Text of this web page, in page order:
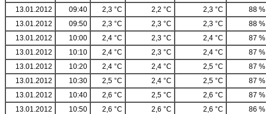
13.01.2012
09:40 2,3 °C 2,2 °C 2,3 °C
88 %
13.01.2012
09:50 2,3 °C 2,3 °C 2,3 °C
88 %
13.01.2012
10:00 2,4 °C 2,3 °C 2,4 °C
87 %
13.01.2012
10:10 2,4 °C 2,3 °C 2,4 °C
87 %
13.01.2012
10:20 2,4 °C 2,4 °C 2,5 °C
87 %
13.01.2012
10:30 2,5 °C 2,4 °C 2,5 °C
87 %
13.01.2012
10:40 2,6 °C 2,5 °C 2,6 °C
87 %
13.01.2012
10:50 2,6 °C 2,6 °C 2,6 °C
86 %